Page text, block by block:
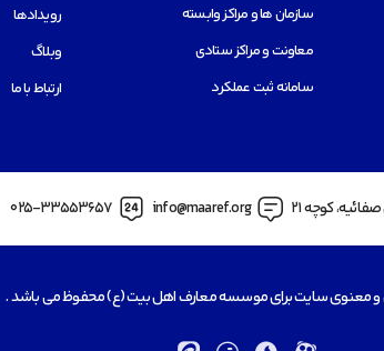
سازمان ها و مراکز وابسته
معاونت و مراکز ستادی
سامانه ثبت عملکرد
رویدادها
وبلاگ
ارتباط با ما
کوچه 21 info@maaref.org
025-33553657
معنوی سایت برای موسسه معارف اهل بیت (ع) محفوظ می باشد .